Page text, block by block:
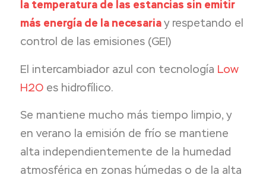
la temperatura de las estancias sin emitir
más energía de la necesariay respetando el
control de las emisiones (GEI)
El intercambiador azul con tecnología Low
H2O es hidrofílico.
Se mantiene mucho más tiempo limpio, y
en verano la emisión de frío se mantiene
alta independientemente de la humedad
atmosférica en zonas húmedas o de la alta